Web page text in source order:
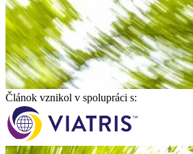
Článok vznikol v spolupráci s: